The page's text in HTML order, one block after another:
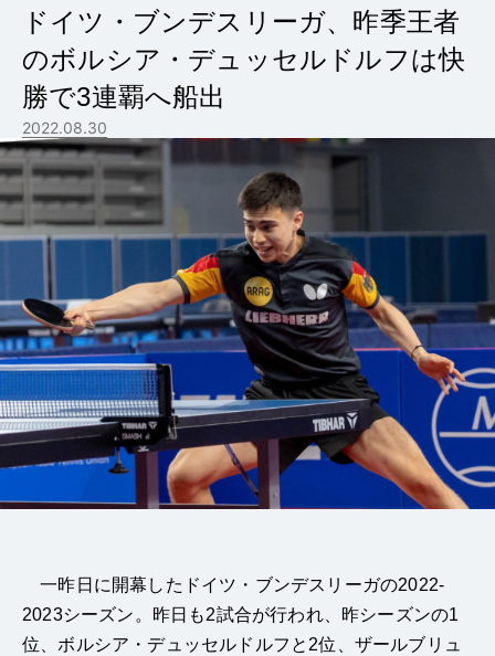
ドイツ・ブンデスリーガ、昨季王者
のボルシア・デュッセルドルフは快
勝で3連覇へ船出
2022.08.30
一昨日に開幕したドイツ・ブンデスリーガの2022-
2023シーズン。昨日も2試合が行われ、昨シーズンの1
位、ボルシア・デュッセルドルフと2位、ザールブリュ